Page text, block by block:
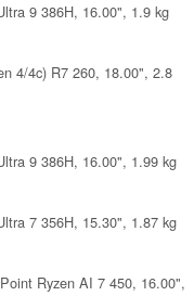
9 386H, 16.00", 1.9 kg
4/4c) R7 260, 18.00", 2.8
9 386H, 16.00", 1.99 kg
7 356H, 15.30", 1.87 kg
Ryzen AI 7 450, 16.00",